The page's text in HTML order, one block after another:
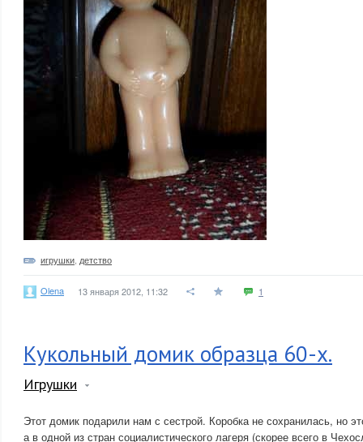
игрушки детство
Olena 13 января 2012, 11:32 1
Кукольный домик образца 60-х.
Игрушки
Этот домик подарили нам с сестрой. Коробка не сохранилась, но
а в одной из стран социалистического лагеря (скорее всего в